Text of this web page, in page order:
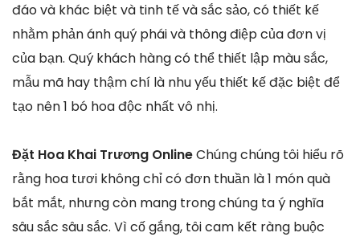
đáo và khác biệt và tinh tế và sắc sảo, có thiết kế
nhằm phản ánh quý phái và thông điệp của đơn vị
của bạn. Quý khách hàng có thể thiết lập màu sắc,
mẫu mã hay thậm chí là nhu yếu thiết kế đặc biệt để
tạo nên 1 bó hoa độc nhất vô nhị.
Đặt Hoa Khai Trương OnlineChúng chúng tôi hiểu rõ
rằng hoa tươi không chỉ có đơn thuần là 1 món quà
bắt mắt, nhưng còn mang trong chúng ta ý nghĩa
sâu sắc sâu sắc. Vì cố gắng, tôi cam kết ràng buộc